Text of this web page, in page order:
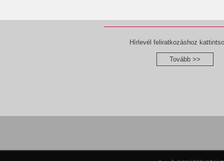
Hírlevél feliratkozáshoz
Tovább >>